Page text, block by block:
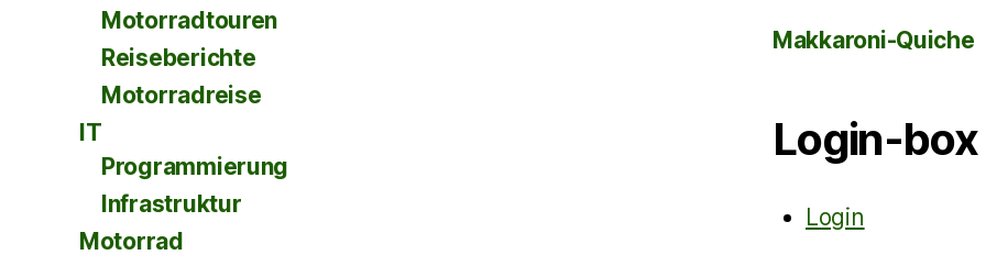
Motorradtouren
Reiseberichte
Motorradreise
IT
Programmierung
Infrastruktur
Motorrad
Makkaroni-Quiche
Login-box
Login